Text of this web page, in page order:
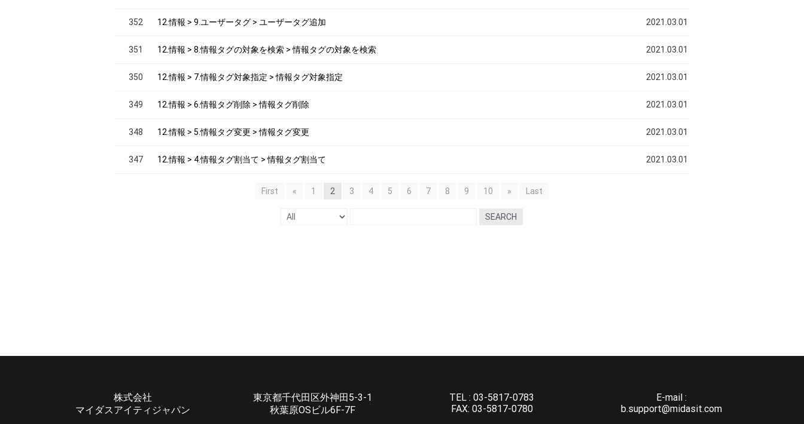
352 12.情報 > 9.ユーザータグ > ユーザータグ追加 2021.03.01
351 12.情報 > 8.情報タグの対象を検索 > 情報タグの対象を検索 2021.03.01
350 12.情報 > 7.情報タグ対象指定 > 情報タグ対象指定 2021.03.01
349 12.情報 > 6.情報タグ削除 > 情報タグ削除 2021.03.01
348 12.情報 > 5.情報タグ変更 > 情報タグ変更 2021.03.01
347 12.情報 > 4.情報タグ割当て > 情報タグ割当て 2021.03.01
First « 1 2 3 4 5 6 7 8 9 10 » Last
SEARCH
株式会社
マイダスアイティジャパン
東京都千代田区外神田5-3-1
秋葉原OSビル6F-7F
TEL : 03-5817-0783
FAX: 03-5817-0780
E-mail :
b.support@midasit.com